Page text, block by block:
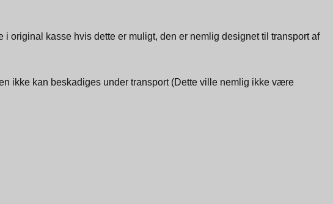
original kasse hvis dette er muligt, den er nemlig designet til transport af
ikke kan beskadiges under transport (Dette ville nemlig ikke være